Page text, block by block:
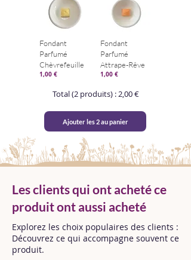
Sans substances
controversées
maîtrisée
📦Emballage soigné &
expédition rapide
Fondant
Parfumé
Chèvrefeuille
1,00 €
Fondant
Parfumé
Attrape-Rêve
1,00 €
Total (2 produits) : 2,00 €
Ajouter les 2 au panier
Les clients qui ont acheté ce
produit ont aussi acheté
Explorez les choix populaires des clients :
Découvrez ce qui accompagne souvent ce
produit.